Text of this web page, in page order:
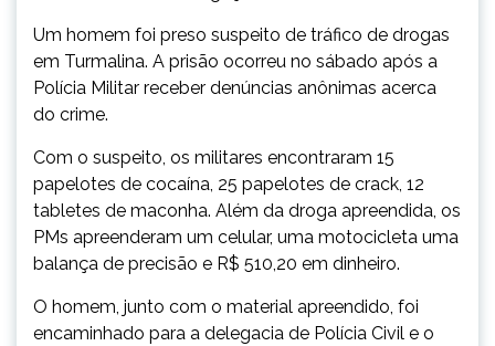
Um homem foi preso suspeito de tráfico de drogas
em Turmalina. A prisão ocorreu no sábado após a
Polícia Militar receber denúncias anônimas acerca
do crime.
Com o suspeito, os militares encontraram 15
papelotes de cocaína, 25 papelotes de crack, 12
tabletes de maconha. Além da droga apreendida, os
PMs apreenderam um celular, uma motocicleta uma
balança de precisão e R$ 510,20 em dinheiro.
O homem, junto com o material apreendido, foi
encaminhado para a delegacia de Polícia Civil e o